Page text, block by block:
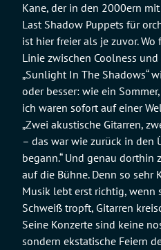
Kane, der in den 2000ern
Last Shadow Puppets für
ist hier freier als je zuvor.
Linie zwischen Coolness
„Sunlight In The Shadows“
oder besser: wie ein
ich waren sofort auf einer
„Zwei akustische Gitarren,
– das war wie zurück in den
begann.“ Und genau dorthin
auf die Bühne. Denn so sehr
Musik lebt erst richtig, wenn
Schweiß tropft, Gitarren
Seine Konzerte sind keine
sondern ekstatische Feiern